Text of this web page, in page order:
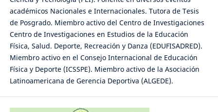
académicos Nacionales e Internacionales. Tutora de Tesis
de Posgrado. Miembro activo del Centro de Investigaciones
Centro de Investigaciones en Estudios de la Educación
Física, Salud. Deporte, Recreación y Danza (EDUFISADRED).
Miembro activo en el Consejo Internacional de Educación
Física y Deporte (ICSSPE). Miembro activo de la Asociación
Latinoamericana de Gerencia Deportiva (ALGEDE).